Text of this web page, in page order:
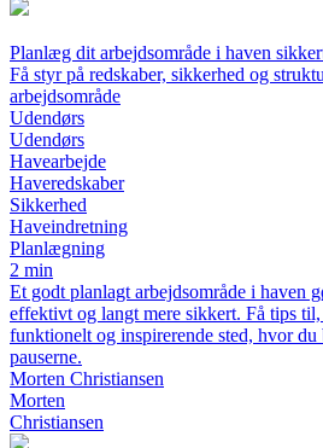
Planlæg dit arbejdsområde i haven
Få styr på redskaber, sikkerhed og
arbejdsområde
Udendørs
Udendørs
Havearbejde
Haveredskaber
Sikkerhed
Haveindretning
Planlægning
2 min
Et godt planlagt arbejdsområde i haven
effektivt og langt mere sikkert. Få tips
funktionelt og inspirerende sted, hvor du
pauserne.
Morten Christiansen
Morten
Christiansen